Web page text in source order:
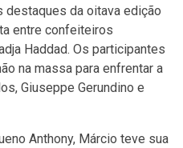
destaques da oitava edição
entre confeiteiros
Haddad. Os participantes
na massa para enfrentar a
Giuseppe Gerundino e
Anthony, Márcio teve sua